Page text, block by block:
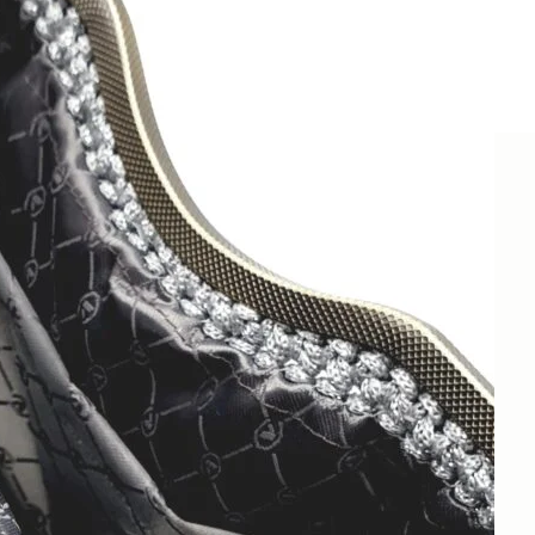
Τσάντα ώμου Α123
160€
Αρχική
Τσάντες
Βραδινές τσάντες / Φάκελοι
Καθημερινές τσάντες
Τσάντες θαλάσσης
Τσάντες ώμου
Σακίδια πλάτης
Όλες οι τσάντες